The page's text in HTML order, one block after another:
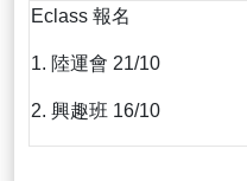
Eclass 報名
1. 陸運會 21/10
2. 興趣班 16/10